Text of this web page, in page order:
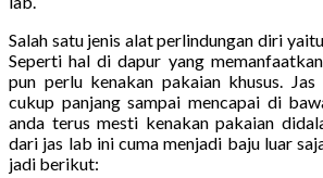
Salah satu jenis alat perlindungan diri
Seperti hal di dapur yang
pun perlu kenakan pakaian khusus.
cukup panjang sampai mencapai di
anda terus mesti kenakan pakaian
dari jas lab ini cuma menjadi baju luar
jadi berikut: